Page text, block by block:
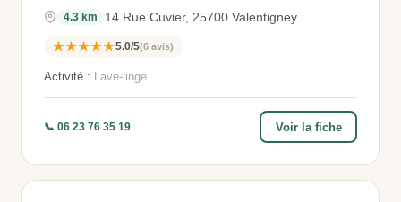
4.3 km 14 Rue Cuvier, 25700 Valentigney
★★★★★5.0/5(6 avis)
Activité : Lave-linge
📞 06 23 76 35 19 Voir la fiche